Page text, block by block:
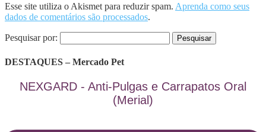
Esse site utiliza o Akismet para reduzir spam. Aprenda como seus
dados de comentários são processados.
Pesquisar por:
DESTAQUES – Mercado Pet
NEXGARD - Anti-Pulgas e Carrapatos Oral
(Merial)